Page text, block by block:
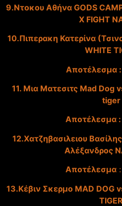
9.Ντοκου Αθήνα GODS
X FIGHT
10.Πιπερακη Κατερίνα
WHITE
Αποτέλεσμα :
11. Μια Ματεσιτς Mad Dog
tiger
Αποτέλεσμα :
12.Χατζηβασιλειου
Αλέξανδρος
Αποτέλεσμα
13.Κέβιν Σκερμο MAD DOG
TIGER